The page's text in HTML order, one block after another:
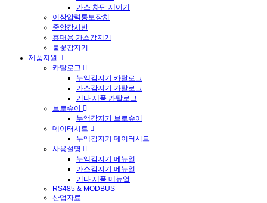
가스 차단 제어기
이상압력통보장치
중앙감시반
휴대용 가스감지기
불꽃감지기
제품지원
카탈로그
누액감지기 카탈로그
가스감지기 카탈로그
기타 제품 카탈로그
브로슈어
누액감지기 브로슈어
데이터시트
누액감지기 데이터시트
사용설명
누액감지기 메뉴얼
가스감지기 메뉴얼
기타 제품 메뉴얼
RS485 & MODBUS
산업자료